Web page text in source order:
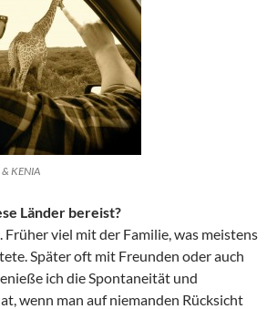
& KENIA
Länder bereist?
viel mit der Familie, was meistens
Später oft mit Freunden oder auch
ich die Spontaneität und
wenn man auf niemanden Rücksicht